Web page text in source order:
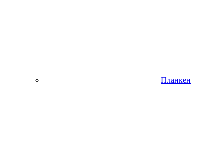
Планкен